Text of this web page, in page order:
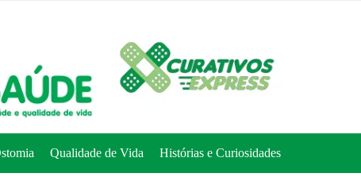
Qualidade de Vida Histórias e Curiosidades